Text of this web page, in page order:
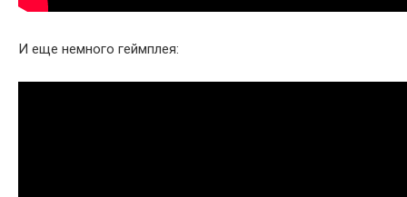
И еще немного геймплея: